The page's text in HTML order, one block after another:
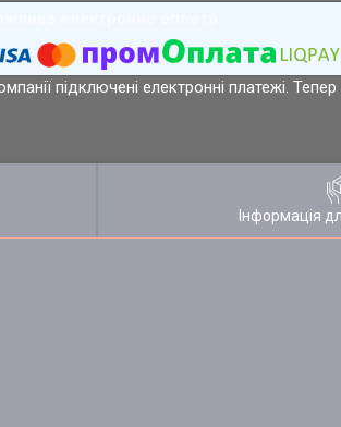
підключені електронні платежі.
Інформація